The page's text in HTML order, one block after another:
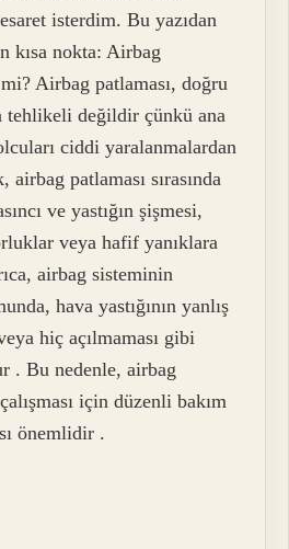
isterdim. Bu yazıdan
kısa nokta: Airbag
Airbag patlaması, doğru
tehlikeli değildir çünkü ana
ciddi yaralanmalardan
patlaması sırasında
ve yastığın şişmesi,
veya hafif yanıklara
airbag sisteminin
hava yastığının yanlış
hiç açılmaması gibi
. Bu nedenle, airbag
için düzenli bakım
önemlidir .